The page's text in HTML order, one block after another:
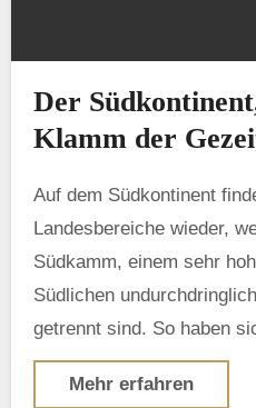
Der
Klamm der
Auf dem Südkontinent finden sich zwei große
Landesbereiche wieder,
Südkamm, einem sehr
Südlichen
getrennt sind. So haben
Mehr erfahren